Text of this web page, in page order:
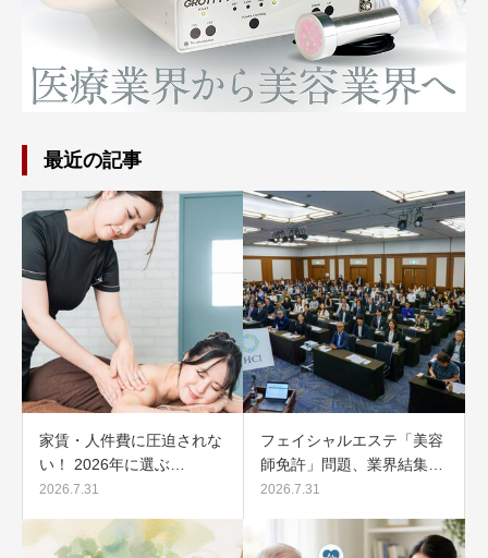
最近の記事
家賃・人件費に圧迫されな
い！ 2026年に選ぶ…
2026.7.31
フェイシャルエステ「美容
師免許」問題、業界結集…
2026.7.31